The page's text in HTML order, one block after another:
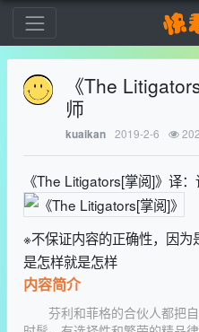
《The
师
kuaikan 2019-2-6
《The Litigators[掌阅]》译
※不保证内容的正确性，因
是怎样就是怎样
内容简介
芬利和菲格的合伙人都把自